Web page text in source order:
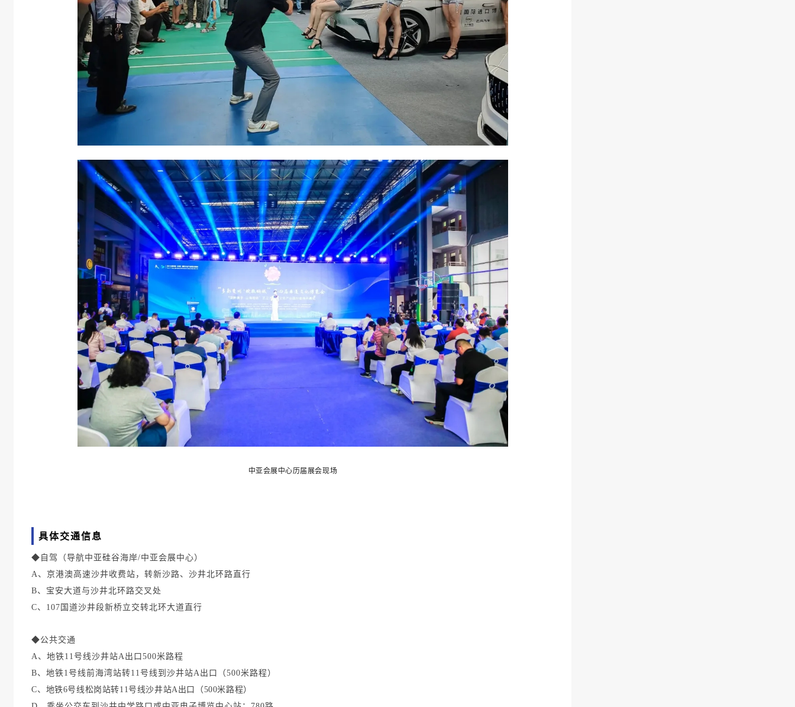
中亚会展中心历届展会现场
具体交通信息
◆自驾（导航中亚硅谷海岸/中亚会展中心）
A、京港澳高速沙井收费站，转新沙路、沙井北环路直行
B、宝安大道与沙井北环路交叉处
C、107国道沙井段新桥立交转北环大道直行
◆公共交通
A、地铁11号线沙井站A出口500米路程
B、地铁1号线前海湾站转11号线到沙井站A出口（500米路程）
C、地铁6号线松岗站转11号线沙井站A出口（500米路程）